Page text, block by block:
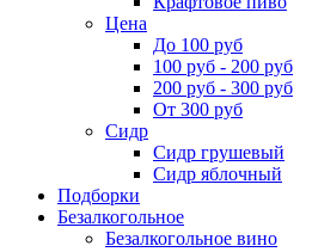
Цена
До 100 руб
100 руб - 200 руб
200 руб - 300 руб
От 300 руб
Сидр
Сидр грушевый
Сидр яблочный
Подборки
Безалкогольное
Безалкогольное вино